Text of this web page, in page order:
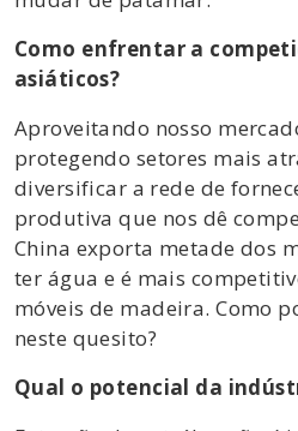
Como enfrentar a
asiáticos?
Aproveitando nosso
protegendo setores mais
diversificar a rede de
produtiva que nos dê
China exporta metade dos
ter água e é mais
móveis de madeira. Como
neste quesito?
Qual o potencial da